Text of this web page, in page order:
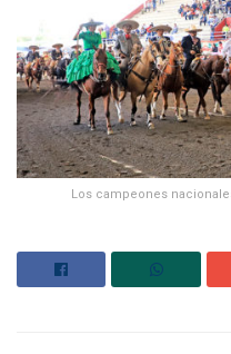
Los campeones